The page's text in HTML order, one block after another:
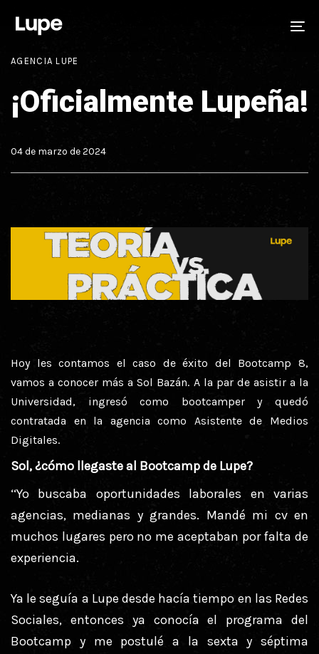
links
navigation
AGENCIA LUPE
¡Oficialmente Lupeña!
04 de marzo de 2024
Hoy les contamos el caso de éxito del Bootcamp 8,
vamos a conocer más a Sol Bazán. A la par de asistir a la
Universidad, ingresó como bootcamper y quedó
contratada en la agencia como Asistente de Medios
Digitales.
Sol, ¿cómo llegaste al Bootcamp de Lupe?
‘‘Yo buscaba oportunidades laborales en varias
agencias, medianas y grandes. Mandé mi cv en
muchos lugares pero no me aceptaban por falta de
experiencia.
Ya le seguía a Lupe desde hacía tiempo en las Redes
Sociales, entonces ya conocía el programa del
Bootcamp y me postulé a la sexta y séptima